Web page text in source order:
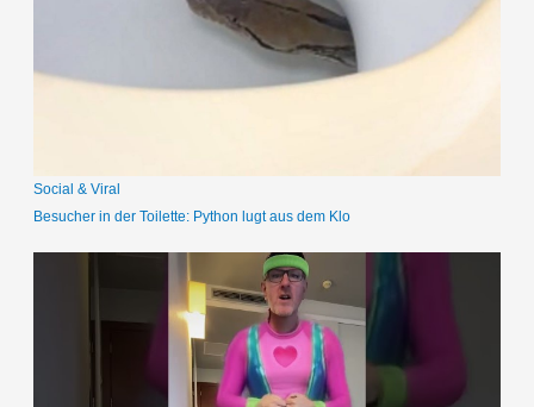
c
Social & Viral
Besucher in der Toilette: Python lugt aus dem Klo